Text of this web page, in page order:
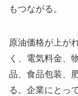
もつながる。
原油価格が上が
く、電気料金、
品、食品包装、
る。企業にとっ